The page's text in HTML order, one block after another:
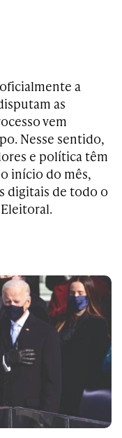
a
as
vem
Nesse sentido,
e política têm
início do mês,
digitais de todo o